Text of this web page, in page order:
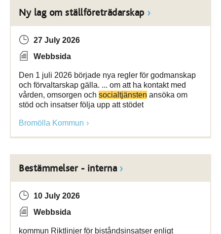
Ny lag om ställföreträdarskap
27 July 2026
Webbsida
Den 1 juli 2026 började nya regler för godmanskap
och förvaltarskap gälla. ... om att ha kontakt med
vården, omsorgen och socialtjänsten ansöka om
stöd och insatser följa upp att stödet
Bromölla Kommun
Bestämmelser - interna
10 July 2026
Webbsida
kommun Riktlinjer för biståndsinsatser enligt